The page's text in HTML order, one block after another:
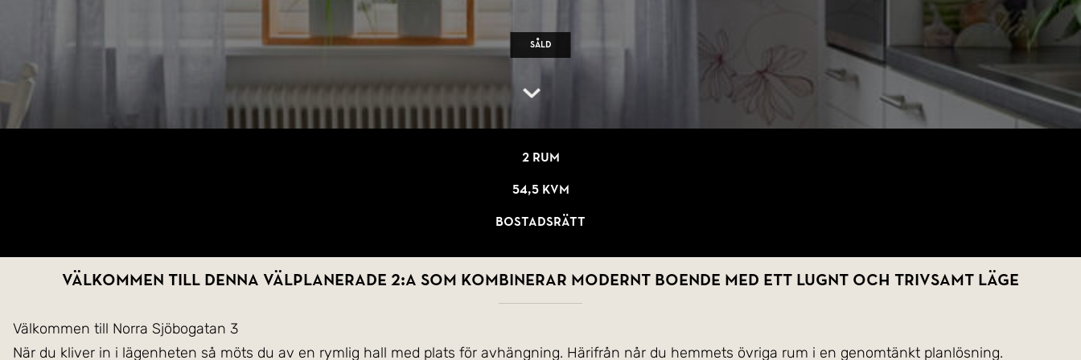
Såld
2 rum
54,5 kvm
Bostadsrätt
Välkommen till denna välplanerade 2:a som kombinerar modernt boende med ett lugnt och trivsamt läge
Välkommen till Norra Sjöbogatan 3
När du kliver in i lägenheten så möts du av en rymlig hall med plats för avhängning. Härifrån når du hemmets övriga rum i en genomtänkt planlösning.